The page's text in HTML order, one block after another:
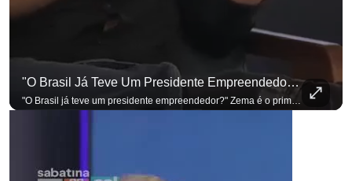
"O Brasil Já Teve Um Presidente Empreendedor?"
para não perder